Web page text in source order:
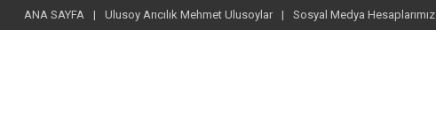
ANA SAYFA Ulusoy Arıcılık Mehmet Ulusoylar Sosyal Medya Hesaplarımız